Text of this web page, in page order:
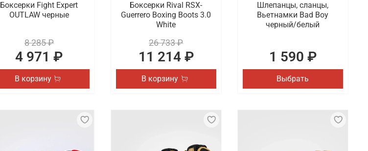
Боксерки Fight Expert
OUTLAW черные
8 285 ₽
4 971 ₽
В корзину
Боксерки Rival RSX-
Guerrero Boxing Boots 3.0
White
26 733 ₽
11 214 ₽
В корзину
Шлепанцы, сланцы,
Вьетнамки Bad Boy
черный/белый
1 590 ₽
Выбрать